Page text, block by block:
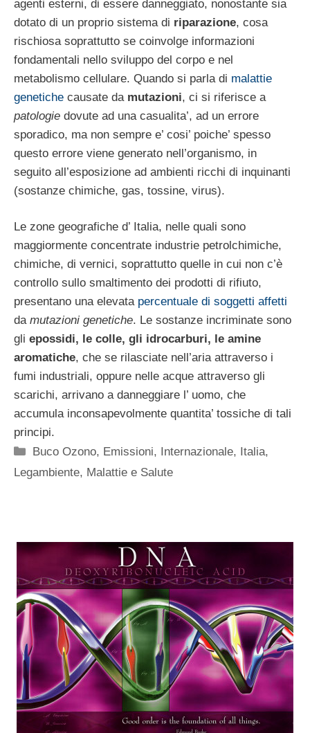
agenti esterni, di essere danneggiato, nonostante sia
dotato di un proprio sistema di riparazione, cosa
rischiosa soprattutto se coinvolge informazioni
fondamentali nello sviluppo del corpo e nel
metabolismo cellulare. Quando si parla di malattie
genetiche causate da mutazioni, ci si riferisce a
patologie dovute ad una casualita’, ad un errore
sporadico, ma non sempre e’ cosi’ poiche’ spesso
questo errore viene generato nell’organismo, in
seguito all’esposizione ad ambienti ricchi di inquinanti
(sostanze chimiche, gas, tossine, virus).
Le zone geografiche d’ Italia, nelle quali sono
maggiormente concentrate industrie petrolchimiche,
chimiche, di vernici, soprattutto quelle in cui non c’è
controllo sullo smaltimento dei prodotti di rifiuto,
presentano una elevata percentuale di soggetti affetti
da mutazioni genetiche. Le sostanze incriminate sono
gli epossidi, le colle, gli idrocarburi, le amine
aromatiche, che se rilasciate nell’aria attraverso i
fumi industriali, oppure nelle acque attraverso gli
scarichi, arrivano a danneggiare l’ uomo, che
accumula inconsapevolmente quantita’ tossiche di tali
principi.
Categorie
Buco Ozono, Emissioni, Internazionale, Italia,
Legambiente, Malattie e Salute